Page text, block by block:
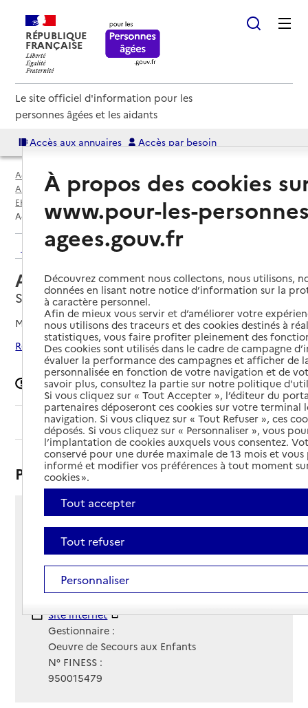
RÉPUBLIQUE
FRANÇAISE
Le site officiel d'information pour les
personnes âgées et les aidants
Accès aux annuaires Accès par besoin
Accueil
Annuaire EHPAD et maisons de retraite
EHPAD par département
Val-D'Oise (95)
Accueil jour Renée Ortin
Retour aux résultats de l'annuaire
Accueil jour Renée Ortin
Sarcelles, VAL-D'OISE
Mis à jour le09/03/2026
Rechercher les établissements autour de Sarcelles
Signaler une erreur
Sommaire
Présentation
3 boulevard Albert Camus
95200 - Sarcelles
Voir itinéraire
Téléphone :
01 85 46 08 41
Site Internet
Site internet
Gestionnaire :
Oeuvre de Secours aux Enfants
N° FINESS :
950015479
À propos des cookies
www.pour-les-
agees.gouv.fr
Découvrez comment nous collectons, nous utilisons,
données en lisant notre notice d’information sur la
à caractère personnel.
Afin de mieux vous servir et d’améliorer votre
nous utilisons des traceurs et des cookies destinés à
statistiques, vous faire profiter pleinement des
Des cookies sont utilisés dans le cadre de campagne
évaluer la performance des campagnes et afficher de
personnalisée en fonction de votre navigation et de
savoir plus, consultez la partie sur notre politique
Si vous cliquez sur « Tout Accepter », l’éditeur du
partenaires déposeront ces cookies sur votre terminal
navigation. Si vous cliquez sur « Tout Refuser », ces
déposés. Si vous cliquez sur « Personnaliser », vous
l’implantation de cookies auxquels vous consentez.
conservé pour une durée maximale de 13 mois et
informé et modifier vos préférences à tout moment
cookies ».
Tout accepter
Tout refuser
Personnaliser